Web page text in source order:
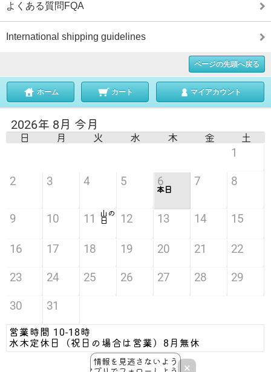
よくある質問FQA
International shipping guidelines
ページの先頭へ戻る
ホーム カート マイアカウント